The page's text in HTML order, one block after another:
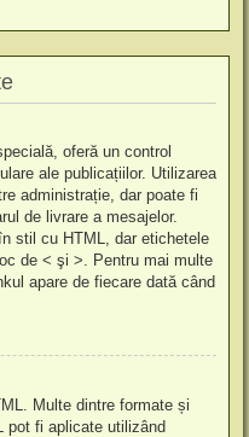
oferă un control
ale publicațiilor. Utilizarea
administrație, dar poate fi
de livrare a mesajelor.
stil cu HTML, dar etichetele
de < şi >. Pentru mai multe
apare de fiecare dată când
Multe dintre formate și
pot fi aplicate utilizând